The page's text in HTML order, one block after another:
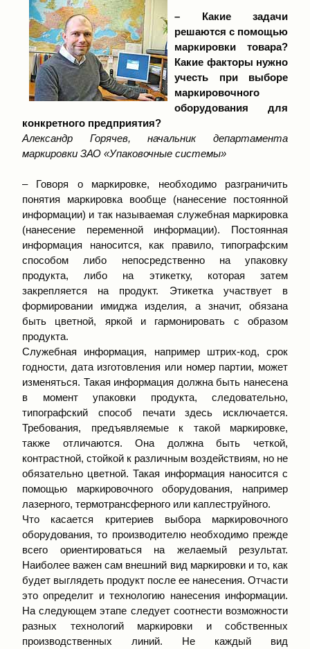
– Какие задачи
решаются с помощью
маркировки товара?
Какие факторы нужно
учесть при выборе
маркировочного
оборудования для
конкретного предприятия?
Александр Горячев, начальник департамента
маркировки ЗАО «Упаковочные системы»
– Говоря о маркировке, необходимо разграничить
понятия маркировка вообще (нанесение постоянной
информации) и так называемая служебная маркировка
(нанесение переменной информации). Постоянная
информация наносится, как правило, типографским
способом либо непосредственно на упаковку
продукта, либо на этикетку, которая затем
закрепляется на продукт. Этикетка участвует в
формировании имиджа изделия, а значит, обязана
быть цветной, яркой и гармонировать с образом
продукта.
Служебная информация, например штрих-код, срок
годности, дата изготовления или номер партии, может
изменяться. Такая информация должна быть нанесена
в момент упаковки продукта, следовательно,
типографский способ печати здесь исключается.
Требования, предъявляемые к такой маркировке,
также отличаются. Она должна быть четкой,
контрастной, стойкой к различным воздействиям, но не
обязательно цветной. Такая информация наносится с
помощью маркировочного оборудования, например
лазерного, термотрансферного или каплеструйного.
Что касается критериев выбора маркировочного
оборудования, то производителю необходимо прежде
всего ориентироваться на желаемый результат.
Наиболее важен сам внешний вид маркировки и то, как
будет выглядеть продукт после ее нанесения. Отчасти
это определит и технологию нанесения информации.
На следующем этапе следует соотнести возможности
разных технологий маркировки и собственных
производственных линий. Не каждый вид